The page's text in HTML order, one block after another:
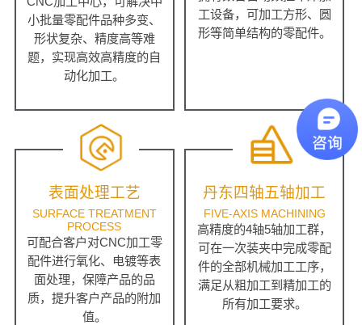
小批量零配件品种多变、
形状复杂、精度高等难
题，实现高效高精度的自
动化加工。
工设备，可加工方形、圆
形等简单结构的零配件。
表面处理工艺
SURFACE TREATMENT
PROCESS
可配合客户对CNC加工零
配件进行氧化、电镀等表
面处理，保障产品的品
质，提升客户产品的附加
值。
丹东四轴五轴加工
FIVE-AXIS MACHINING
高精度的4轴5轴加工群，
可在一次装夹中完成零配
件的全部机械加工工序，
满足从粗加工到精加工的
所有加工要求。